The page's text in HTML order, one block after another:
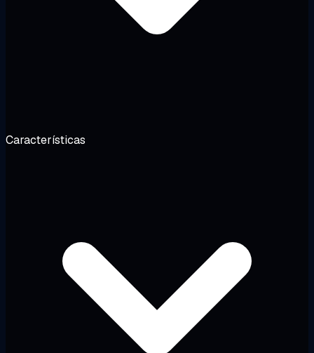
Características